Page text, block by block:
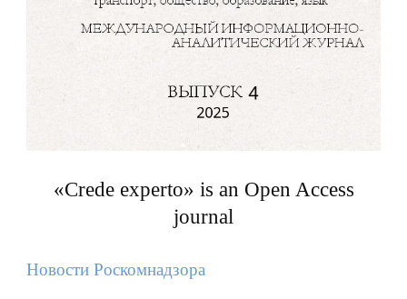
«Crede experto» is an Open Access
journal
Новости Роскомнадзора